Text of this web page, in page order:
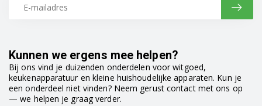
Kunnen we ergens mee helpen?
Bij ons vind je duizenden onderdelen voor witgoed,
keukenapparatuur en kleine huishoudelijke apparaten. Kun je
een onderdeel niet vinden? Neem gerust contact met ons op
— we helpen je graag verder.